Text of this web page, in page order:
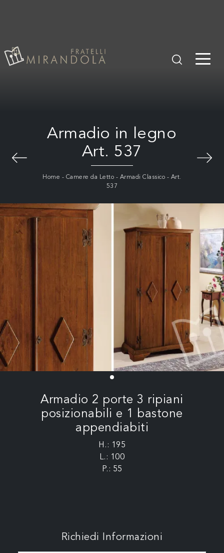
Armadio in legno
Art. 537
Home - Camere da Letto - Armadi Classico - Art.
537
Armadio 2 porte 3 ripiani
posizionabili e 1 bastone
appendiabiti
H.: 195
L.: 100
P.: 55
Richiedi Informazioni